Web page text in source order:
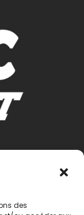
des